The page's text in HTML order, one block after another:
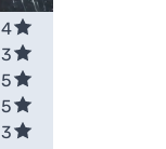
4
3
5
5
3